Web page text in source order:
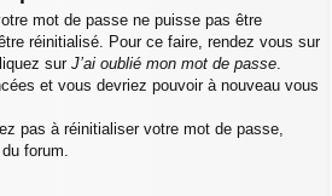
mot de passe ne puisse pas être
réinitialisé. Pour ce faire, rendez vous sur
sur J’ai oublié mon mot de passe
et vous devriez pouvoir à nouveau vous
pas à réinitialiser votre mot de passe,
forum.